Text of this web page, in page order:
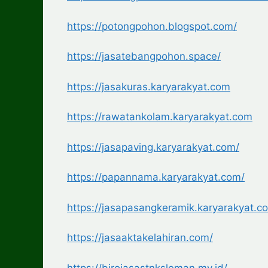
https://potongpohon.blogspot.com/
https://jasatebangpohon.space/
https://jasakuras.karyarakyat.com
https://rawatankolam.karyarakyat.com
https://jasapaving.karyarakyat.com/
https://papannama.karyarakyat.com/
https://
https://jasaaktakelahiran.com/